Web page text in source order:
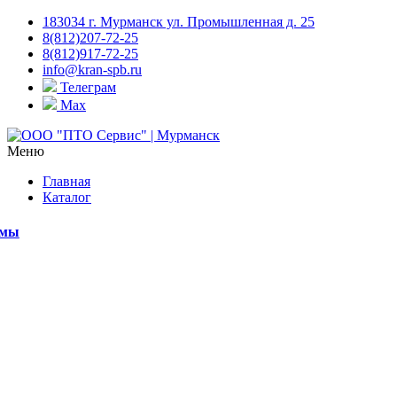
183034 г. Мурманск ул. Промышленная д. 25
8(812)207-72-25
8(812)917-72-25
info@kran-spb.ru
Телеграм
Max
Меню
Главная
Каталог